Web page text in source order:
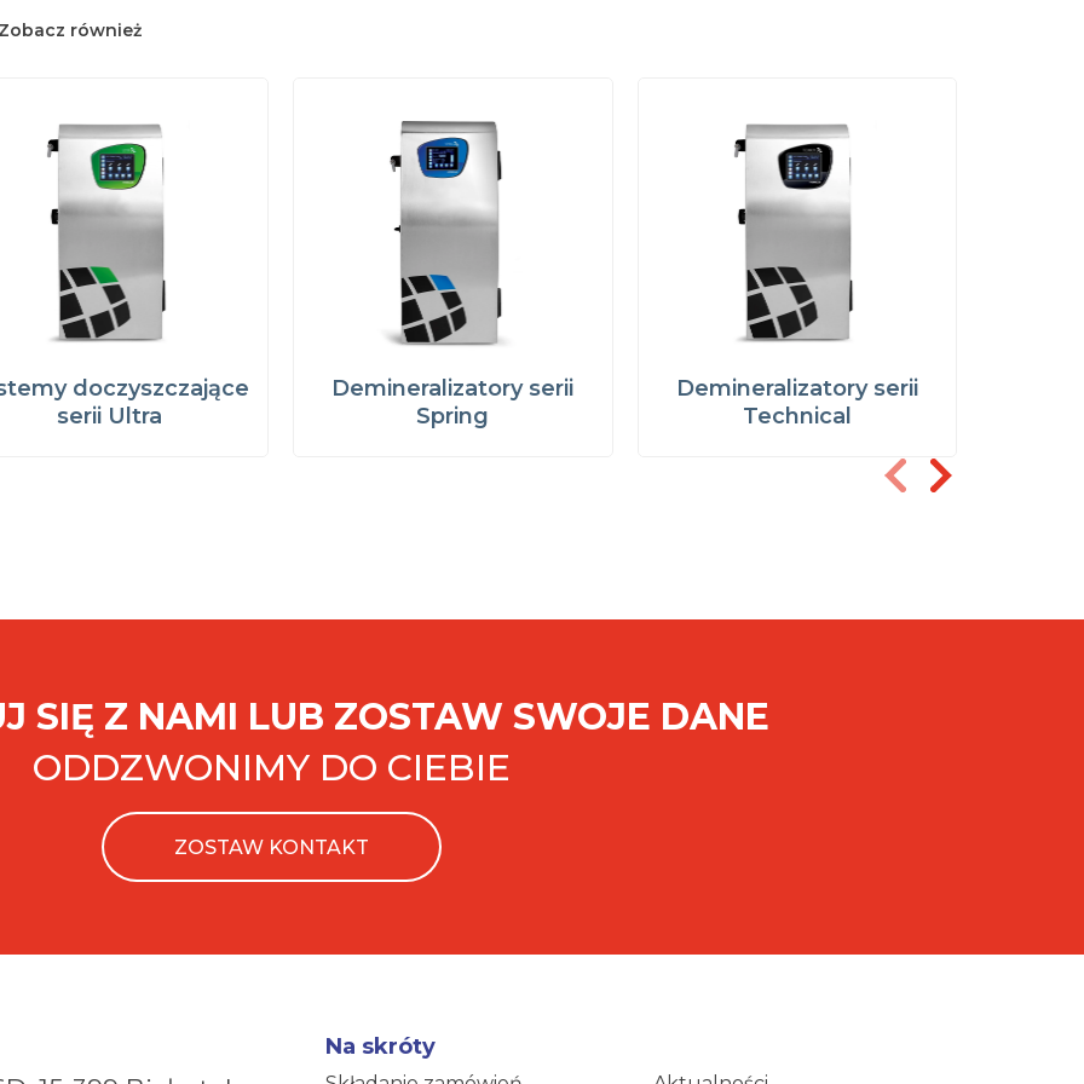
również
doczyszczające
serii Ultra
Demineralizatory serii
Spring
Demineralizatory serii
Technical
SIĘ Z NAMI LUB ZOSTAW SWOJE DANE
ODDZWONIMY DO CIEBIE
ZOSTAW KONTAKT
Na skróty